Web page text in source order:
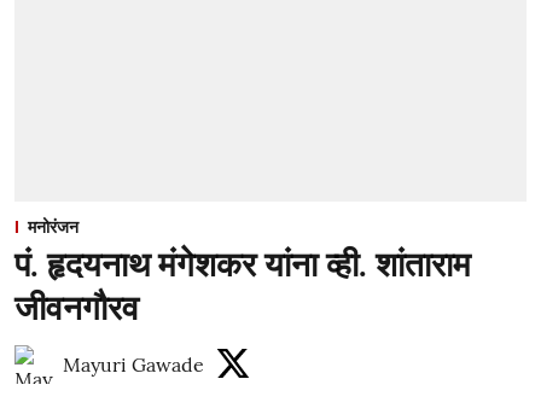
मनोरंजन
पं. हृदयनाथ मंगेशकर यांना व्ही. शांताराम
जीवनगौरव
Mayuri Gawade